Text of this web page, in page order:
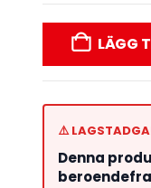
LÄGG
⚠️
Denna